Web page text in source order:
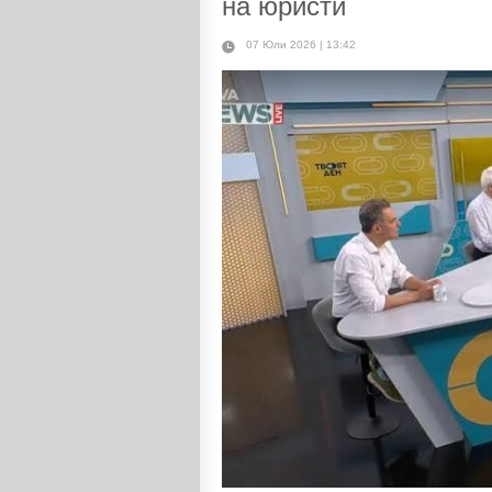
на юристи
07 Юли 2026 | 13:42